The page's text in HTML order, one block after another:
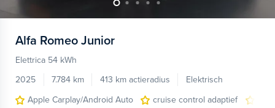
Alfa Romeo Junior
Elettrica 54 kWh
2025
7.784 km 413 km actieradius
Elektrisch
Apple Carplay/Android Auto
cruise control adaptief